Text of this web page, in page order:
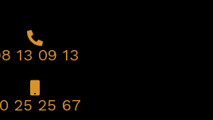
13 09 13
25 25 67